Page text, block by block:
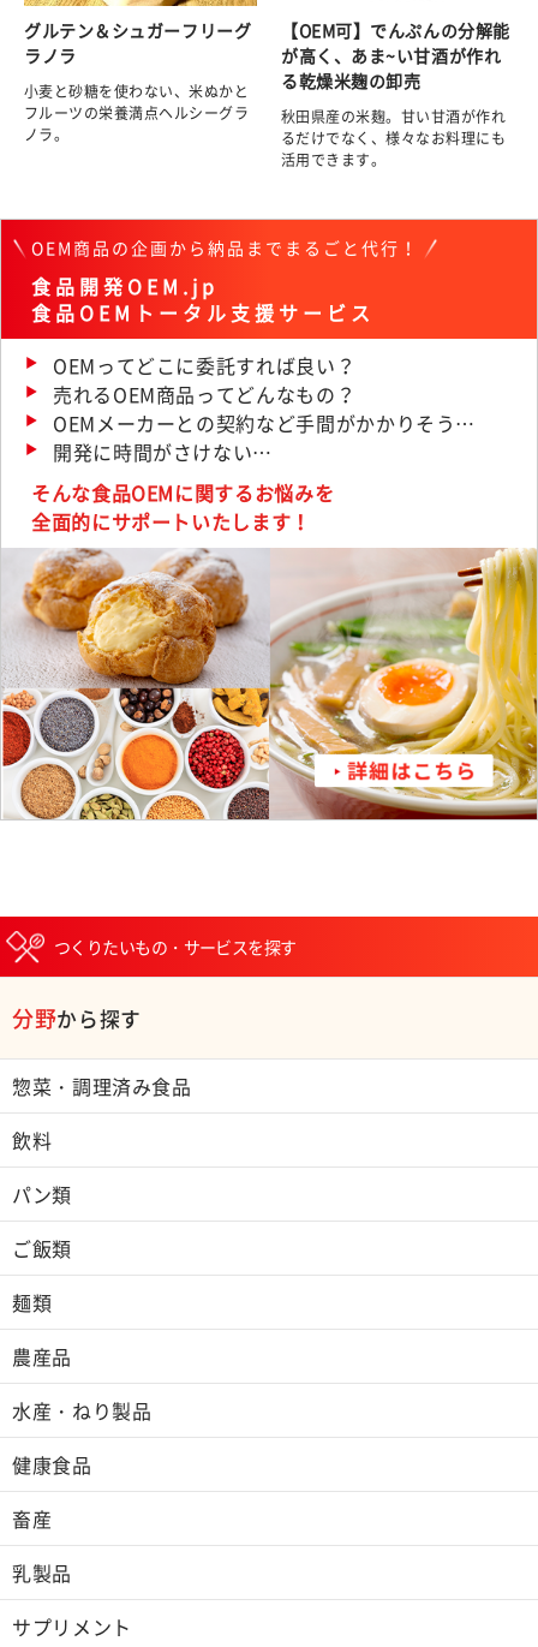
つくりたいもの・サービスを探す
分野から探す
惣菜・調理済み食品
飲料
パン類
ご飯類
麺類
農産品
水産・ねり製品
健康食品
畜産
乳製品
サプリメント
グルテン＆シュガーフリーグ
ラノラ
小麦と砂糖を使わない、米ぬかと
フルーツの栄養満点ヘルシーグラ
ノラ。
【OEM可】でんぷんの分解能
が高く、あま~い甘酒が作れ
る乾燥米麹の卸売
秋田県産の米麹。甘い甘酒が作れ
るだけでなく、様々なお料理にも
活用できます。
OEM商品の企画から納品までまるごと代行！
食品開発OEM.jp
食品OEMトータル支援サービス
OEMってどこに委託すれば良い？
売れるOEM商品ってどんなもの？
OEMメーカーとの契約など手間がかかりそう…
開発に時間がさけない…
そんな食品OEMに関するお悩みを
全面的にサポートいたします！